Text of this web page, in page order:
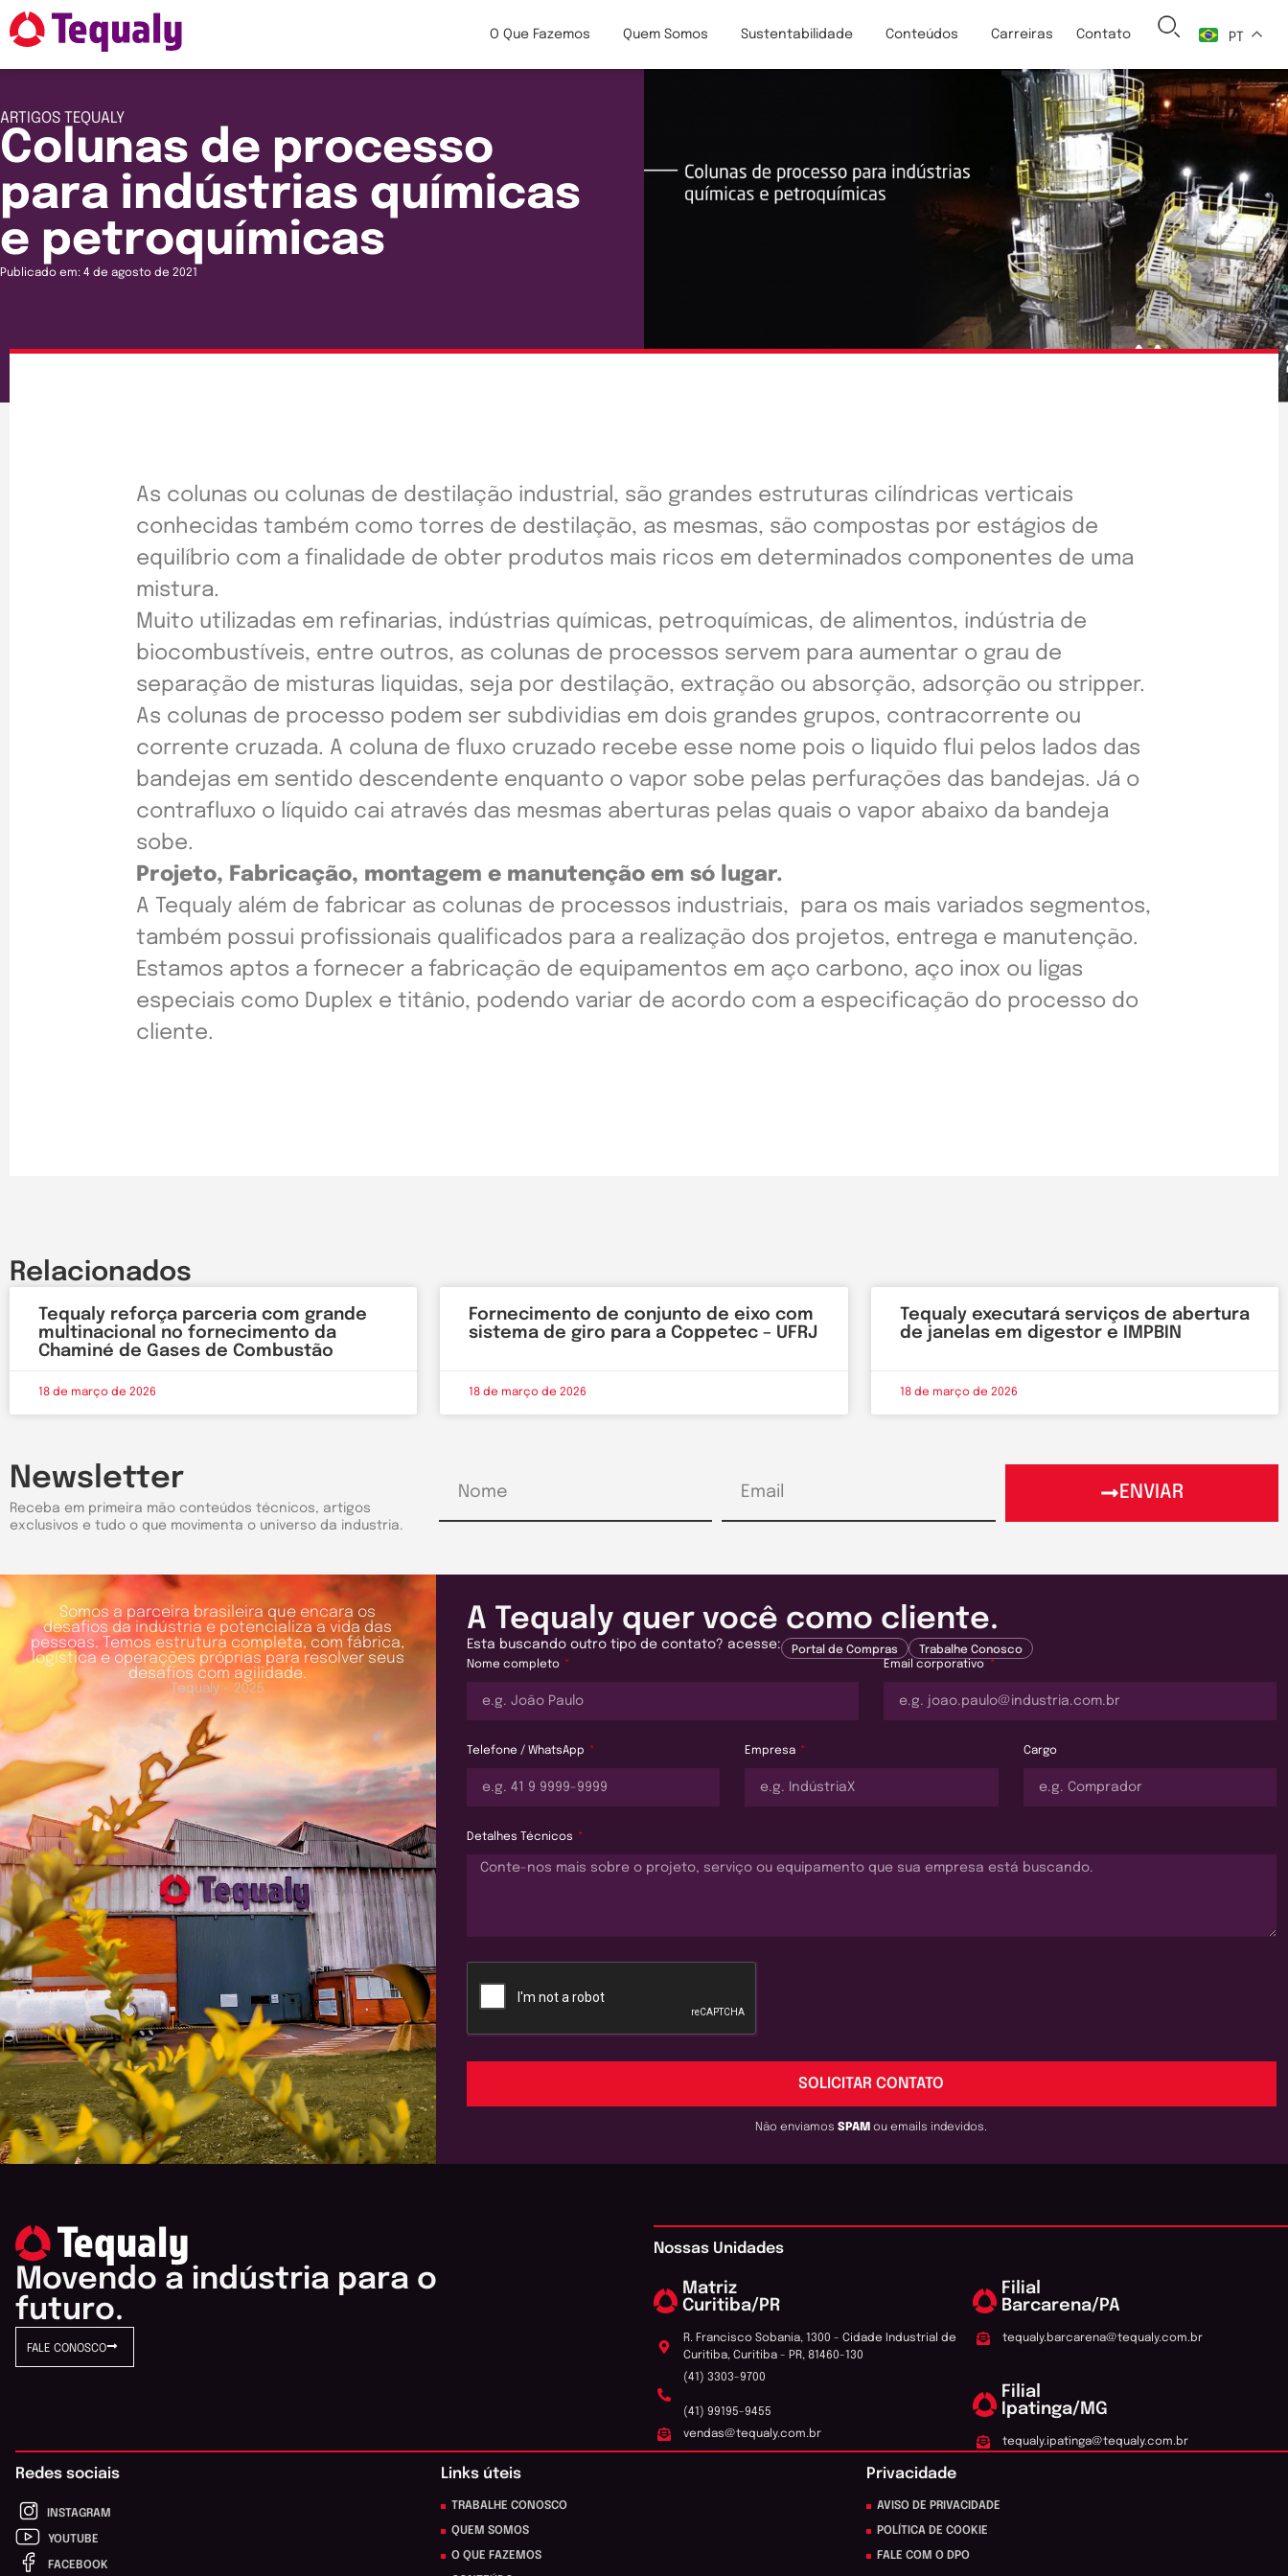
O Que Fazemos Quem Somos Sustentabilidade Conteúdos Carreiras Contato PT
ARTIGOS TEQUALY
Colunas de processo
para indústrias químicas
e petroquímicas
Publicado em: 4 de agosto de 2021
As colunas ou colunas de destilação industrial, são grandes estruturas cilíndricas verticais
conhecidas também como torres de destilação, as mesmas, são compostas por estágios de
equilíbrio com a finalidade de obter produtos mais ricos em determinados componentes de uma
mistura.
Muito utilizadas em refinarias, indústrias químicas, petroquímicas, de alimentos, indústria de
biocombustíveis, entre outros, as colunas de processos servem para aumentar o grau de
separação de misturas liquidas, seja por destilação, extração ou absorção, adsorção ou stripper.
As colunas de processo podem ser subdividias em dois grandes grupos, contracorrente ou
corrente cruzada. A coluna de fluxo cruzado recebe esse nome pois o liquido flui pelos lados das
bandejas em sentido descendente enquanto o vapor sobe pelas perfurações das bandejas. Já o
contrafluxo o líquido cai através das mesmas aberturas pelas quais o vapor abaixo da bandeja
sobe.
Projeto, Fabricação, montagem e manutenção em só lugar.
A Tequaly além de fabricar as colunas de processos industriais, para os mais variados segmentos,
também possui profissionais qualificados para a realização dos projetos, entrega e manutenção.
Estamos aptos a fornecer a fabricação de equipamentos em aço carbono, aço inox ou ligas
especiais como Duplex e titânio, podendo variar de acordo com a especificação do processo do
cliente.
Relacionados
Tequaly reforça parceria com grande
multinacional no fornecimento da
Chaminé de Gases de Combustão
18 de março de 2026
Fornecimento de conjunto de eixo com
sistema de giro para a Coppetec – UFRJ
18 de março de 2026
Tequaly executará serviços de abertura
de janelas em digestor e IMPBIN
18 de março de 2026
Newsletter
Receba em primeira mão conteúdos técnicos, artigos
exclusivos e tudo o que movimenta o universo da industria.
ENVIAR
Somos a parceira brasileira que encara os
desafios da indústria e potencializa a vida das
pessoas. Temos estrutura completa, com fábrica,
logística e operações próprias para resolver seus
desafios com agilidade.
Tequaly - 2025
A Tequaly quer você como cliente.
Esta buscando outro tipo de contato? acesse: Portal de Compras
Trabalhe Conosco
Nome completo
Email corporativo
Telefone / WhatsApp Empresa Cargo
Detalhes Técnicos
SOLICITAR CONTATO
Não enviamosSPAMou emails indevidos.
Movendo a indústria para o
futuro.
FALE CONOSCO
Nossas Unidades
Matriz
Curitiba/PR
R. Francisco Sobania, 1300 - Cidade Industrial de
Curitiba, Curitiba - PR, 81460-130
(41) 3303-9700
(41) 99195-9455
vendas@tequaly.com.br
Filial
Barcarena/PA
tequaly.barcarena@tequaly.com.br
Filial
Ipatinga/MG
tequaly.ipatinga@tequaly.com.br
Redes sociais
INSTAGRAM
YOUTUBE
FACEBOOK
Links úteis
TRABALHE CONOSCO
QUEM SOMOS
O QUE FAZEMOS
Privacidade
AVISO DE PRIVACIDADE
POLÍTICA DE COOKIE
FALE COM O DPO